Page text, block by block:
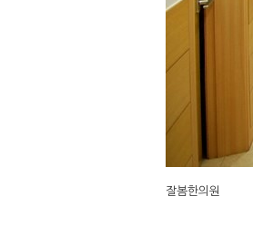
잘봄한의원